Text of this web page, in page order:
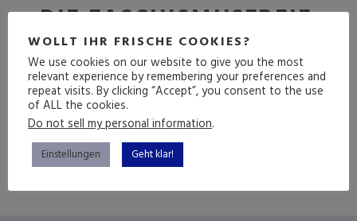
DIE FASCHISMUSFREIE
FOLGE
(mehr …)
WOLLT IHR FRISCHE COOKIES?
We use cookies on our website to give you the most
relevant experience by remembering your preferences and
repeat visits. By clicking “Accept”, you consent to the use
of ALL the cookies.
Do not sell my personal information.
Einstellungen Geht klar!